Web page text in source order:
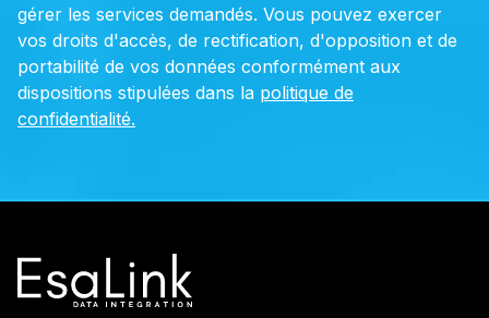
gérer les services demandés. Vous pouvez exercer
vos droits d'accès, de rectification, d'opposition et de
portabilité de vos données conformément aux
dispositions stipulées dans la politique de
confidentialité.